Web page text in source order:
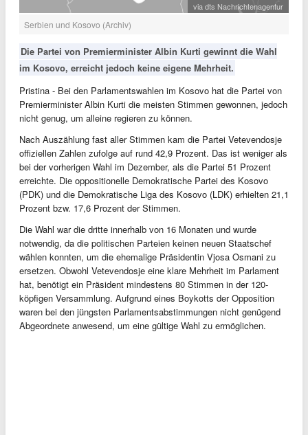
via dts Nachrichtenagentur
Serbien und Kosovo (Archiv)
Die Partei von Premierminister Albin Kurti gewinnt die Wahl
im Kosovo, erreicht jedoch keine eigene Mehrheit.
Pristina - Bei den Parlamentswahlen im Kosovo hat die Partei von
Premierminister Albin Kurti die meisten Stimmen gewonnen, jedoch
nicht genug, um alleine regieren zu können.
Nach Auszählung fast aller Stimmen kam die Partei Vetevendosje
offiziellen Zahlen ⁠zufolge auf rund 42,9 Prozent. Das ist weniger als
bei der vorherigen Wahl im Dezember, als die Partei 51 Prozent
erreichte. Die oppositionelle Demokratische Partei des Kosovo
(PDK) und die Demokratische Liga des Kosovo (LDK) erhielten 21,1
Prozent bzw. 17,6 Prozent der Stimmen.
Die Wahl war die dritte innerhalb von 16 Monaten und wurde
notwendig, da die politischen Parteien keinen neuen Staatschef
wählen konnten, um die ehemalige Präsidentin Vjosa Osmani zu
ersetzen. Obwohl Vetevendosje eine klare Mehrheit im Parlament
hat, benötigt ein Präsident mindestens 80 Stimmen in der 120-
köpfigen Versammlung. Aufgrund eines Boykotts der Opposition
waren bei den jüngsten Parlamentsabstimmungen nicht genügend
Abgeordnete anwesend, um eine gültige Wahl zu ermöglichen.